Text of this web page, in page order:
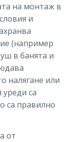
на монтаж в
и
(например
в банята и
налягане или
са
са правилно
от